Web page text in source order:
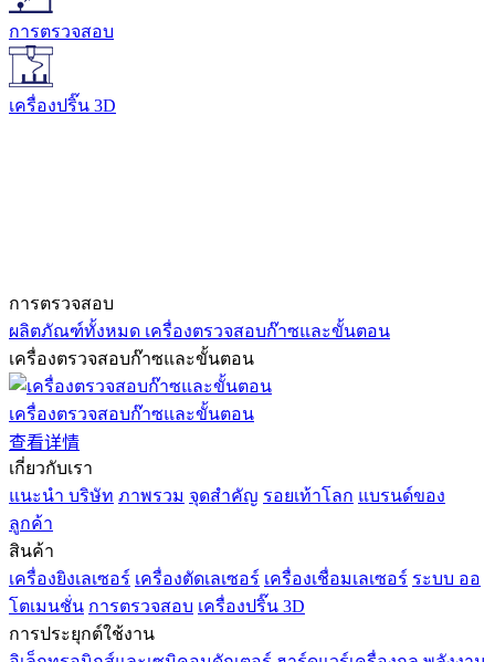
การตรวจสอบ
เครื่องปริ๊น 3D
การตรวจสอบ
ผลิตภัณฑ์ทั้งหมด เครื่องตรวจสอบก๊าซและขั้นตอน
เครื่องตรวจสอบก๊าซและขั้นตอน
เครื่องตรวจสอบก๊าซและขั้นตอน
查看详情
เกี่ยวกับเรา
แนะนำ บริษัท ภาพรวม จุดสำคัญ รอยเท้าโลก แบรนด์ของ
ลูกค้า
สินค้า
เครื่องยิงเลเซอร์ เครื่องตัดเลเซอร์ เครื่องเชื่อมเลเซอร์ ระบบ ออ
โตเมนชั่น การตรวจสอบ เครื่องปริ๊น 3D
การประยุกต์ใช้งาน